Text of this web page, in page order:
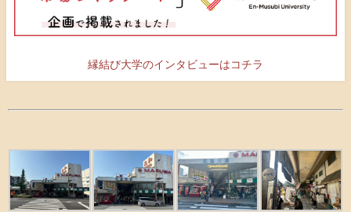
縁結び大学のインタビューはコチラ